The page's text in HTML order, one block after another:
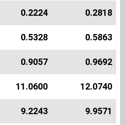
0.2224 0.2818
0.5328 0.5863
0.9057 0.9692
11.0600 12.0740
9.2243 9.9571